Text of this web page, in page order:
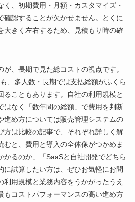
く、初期費用・月額・カスタマイズ・
確認することが欠かせません。とくに
大きく左右するため、見積もり時の確
、長期で見た総コストの視点です。
、多人数・長期では支払総額がふくら
ることもあります。自社の利用規模と
はなく「数年間の総額」で費用を判断
進め方については販売管理システムの
方は比較の記事で、それぞれ詳しく解
むと、費用と導入の全体像がつかめま
かるのか」「SaaSと自社開発でどちら
に試算したい方は、ぜひお気軽にお問
利用規模と業務内容をうかがったうえ
もコストパフォーマンスの高い進め方